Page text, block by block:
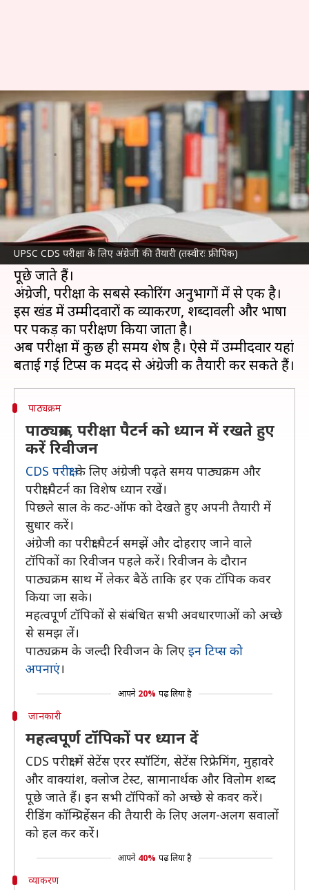
UPSC CDS परीक्षा के लिए अंग्रेजी की तैयारी (तस्वीरः फ्रीपिक)
UPSC CDS परीक्षा के लिए ऐसे करें
अंग्रेजी की तैयारी
लेखन Aug 21, 2023 11:08 am
क्या है खबर?
संघ लोक सेवा आयोग (UPSC)
की संयुक्त रक्षा सेवा
CDS परीक्षा में गणित, सामान्य ज्ञान और अंग्रेजी से सवाल
पूछे जाते हैं।
अंग्रेजी, परीक्षा के सबसे स्कोरिंग अनुभागों में से एक है।
इस खंड में उम्मीदवारों की व्याकरण, शब्दावली और भाषा
पर पकड़ का परीक्षण किया जाता है।
अब परीक्षा में कुछ ही समय शेष है। ऐसे में उम्मीदवार यहां
पाठ्यक्रम
पाठ्यक्रम, परीक्षा पैटर्न को ध्यान में रखते हुए
करें रिवीजन
CDS परीक्षाके लिए अंग्रेजी पढ़ते समय पाठ्यक्रम और
परीक्षा पैटर्न का विशेष ध्यान रखें।
पिछले साल के कट-ऑफ को देखते हुए अपनी तैयारी में
सुधार करें।
अंग्रेजी का परीक्षा पैटर्न समझें और दोहराए जाने वाले
टॉपिकों का रिवीजन पहले करें। रिवीजन के दौरान
पाठ्यक्रम साथ में लेकर बैठें ताकि हर एक टॉपिक कवर
किया जा सके।
महत्वपूर्ण टॉपिकों से संबंधित सभी अवधारणाओं को अच्छे
से समझ लें।
पाठ्यक्रम के जल्दी रिवीजन के लिए इन टिप्स को
अपनाएं।
आपने 20% पढ़ लिया है
जानकारी
महत्वपूर्ण टॉपिकों पर ध्यान दें
CDS परीक्षा में सेटेंस एरर स्पॉटिंग, सेटेंस रिफ्रेमिंग, मुहावरे
और वाक्यांश, क्लोज टेस्ट, सामानार्थक और विलोम शब्द
पूछे जाते हैं। इन सभी टॉपिकों को अच्छे से कवर करें।
रीडिंग कॉम्प्रिहेंसन की तैयारी के लिए अलग-अलग सवालों
को हल कर करें।
आपने 40% पढ़ लिया है
व्याकरण